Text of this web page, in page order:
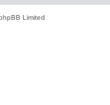
Limited